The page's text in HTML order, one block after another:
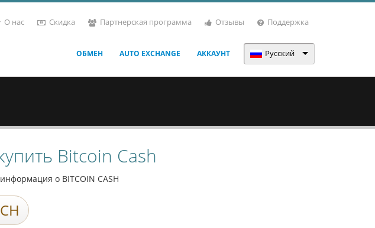
О нас Скидка Партнерская программа Отзывы Поддержка
Русский
ОБМЕН AUTO EXCHANGE АККАУНТ
Bitcoin Cash
информация о BITCOIN CASH